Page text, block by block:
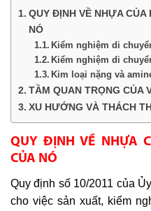
QUY ĐỊNH VỀ NHỰA CỦA
NÓ
Kiểm nghiệm di
Kiểm nghiệm di
Kim loại nặng và
TẦM QUAN TRỌNG CỦA
XU HƯỚNG VÀ THÁCH
QUY ĐỊNH VỀ NHỰA
CỦA NÓ
Quy định số 10/2011 của
cho việc sản xuất, kiểm